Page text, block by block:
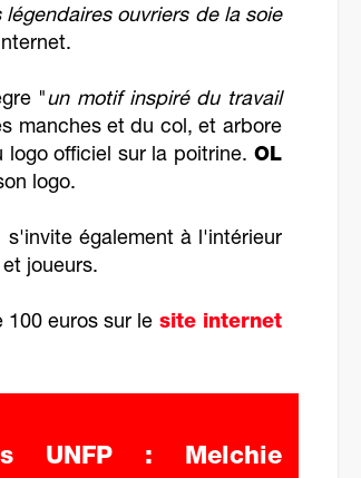
ouvriers de la soie
"un motif inspiré du travail
manches et du col, et arbore
officiel sur la poitrine. OL
logo.
également à l'intérieur
joueurs.
euros sur le site internet
UNFP : Melchie